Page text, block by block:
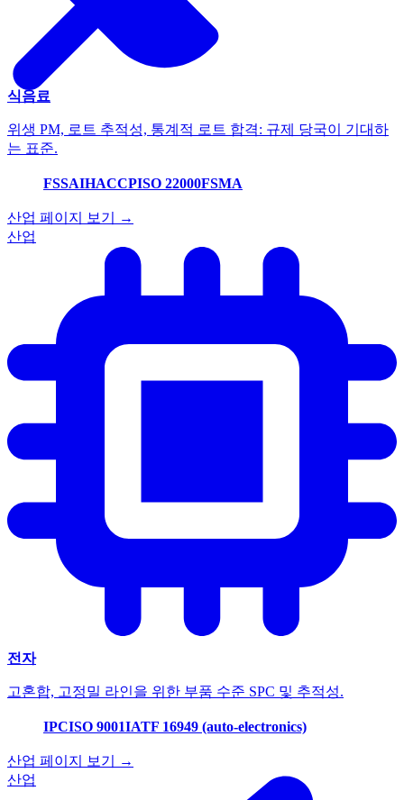
식음료
위생 PM, 로트 추적성, 통계적 로트 합격: 규제 당국이 기대하
는 표준.
FSSAIHACCPISO 22000FSMA
산업 페이지 보기 →
산업
전자
고혼합, 고정밀 라인을 위한 부품 수준 SPC 및 추적성.
IPCISO 9001IATF 16949 (auto-electronics)
산업 페이지 보기 →
산업